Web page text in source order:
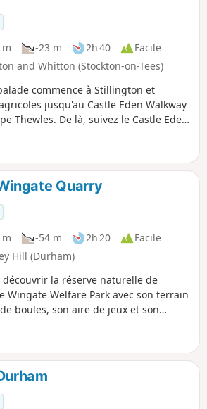
m -23 m 2h 40
Facile
and Whitton (Stockton-on-Tees)
commence à Stillington et
jusqu'au Castle Eden Walkway
Thewles. De là, suivez le Castle Eden
Quarry
m -54 m 2h 20
Facile
Hill (Durham)
la réserve naturelle de
Wingate Welfare Park avec son terrain
boules, son aire de jeux et son
mine Wingate Grange, puis, au
voie ferrée de Wingate.